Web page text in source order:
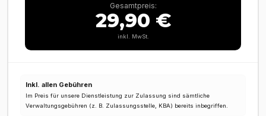
Gesamtpreis:
29,90 €
inkl. MwSt.
Inkl. allen Gebühren
Im Preis für unsere Dienstleistung zur Zulassung sind sämtliche
Verwaltungsgebühren (z. B. Zulassungsstelle, KBA) bereits inbegriffen.